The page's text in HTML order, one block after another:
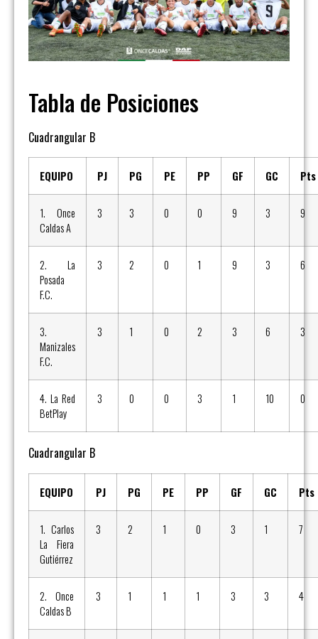
Tabla de Posiciones
Cuadrangular B
EQUIPO PJ PG PE PP GF GC Pts
1. Once
Caldas A
3 3 0 0 9 3 9
2. La
Posada
F.C.
3 2 0 1 9 3 6
3.
Manizales
F.C.
3 1 0 2 3 6 3
4. La Red
BetPlay
3 0 0 3 1 10 0
Cuadrangular B
EQUIPO PJ PG PE PP GF GC Pts
1. Carlos
La Fiera
Gutiérrez
3 2 1 0 3 1 7
2. Once
Caldas B
3 1 1 1 3 3 4